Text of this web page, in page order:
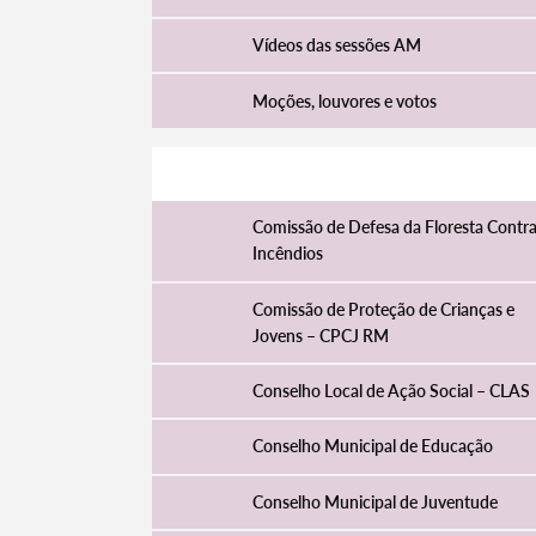
Vídeos das sessões AM
Moções, louvores e votos
Comissão de Defesa da Floresta Contra
Incêndios
Comissão de Proteção de Crianças e
Jovens – CPCJ RM
Conselho Local de Ação Social – CLAS
Conselho Municipal de Educação
Conselho Municipal de Juventude